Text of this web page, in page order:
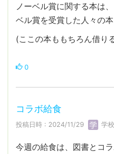
ノーベル賞に関する本は
ベル賞を受賞した人々の
(ここの本ももちろん借り
0
コラボ給食
投稿日時 : 2024/11/29 学
今週の給食は、図書とコ